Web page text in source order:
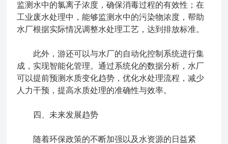
监测水中的氯离子浓度，确保消毒过程的有效性；在
工业废水处理中，能够监测水中的污染物浓度，帮助
水厂根据实际情况调整水处理工艺，达到排放标准。
此外，游还可以与水厂的自动化控制系统进行集
成，实现智能化管理。通过系统化的数据分析，水厂
可以提前预测水质变化趋势，优化水处理流程，减少
人力干预，提高水质处理的准确性与效率。
四、未来发展趋势
随着环保政策的不断加强以及水资源的日益紧